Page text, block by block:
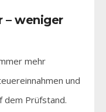
– weniger
mehr
und
dem Prüfstand.